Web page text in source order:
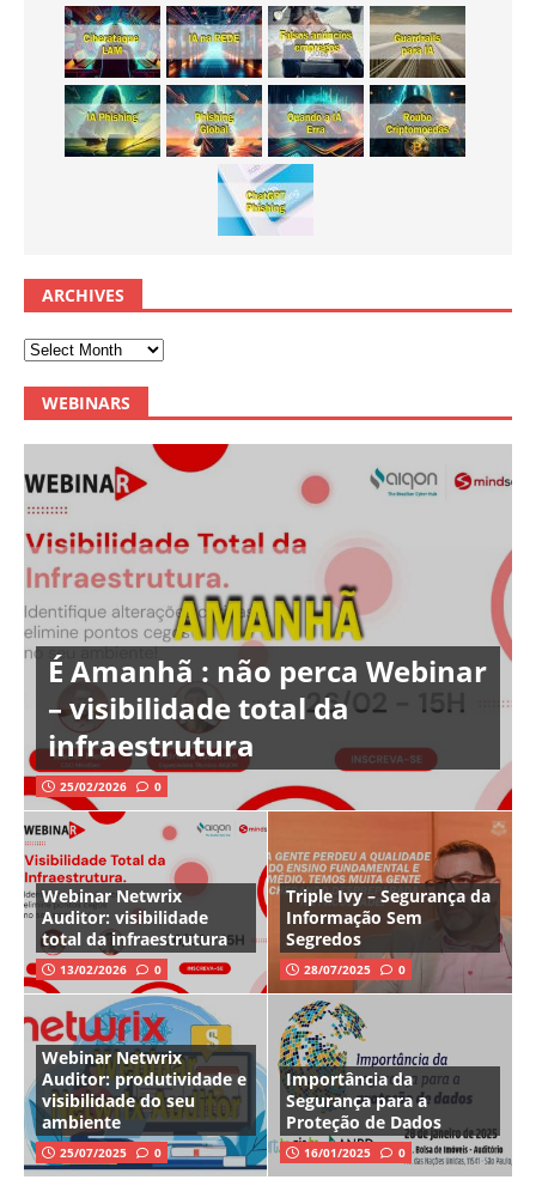
ARCHIVES
WEBINARS
É Amanhã : não perca Webinar
– visibilidade total da
infraestrutura
25/02/2026 0
Webinar Netwrix
Auditor: visibilidade
total da infraestrutura
13/02/2026 0
Triple Ivy – Segurança da
Informação Sem
Segredos
28/07/2025 0
Webinar Netwrix
Auditor: produtividade e
visibilidade do seu
ambiente
25/07/2025 0
Importância da
Segurança para a
Proteção de Dados
16/01/2025 0